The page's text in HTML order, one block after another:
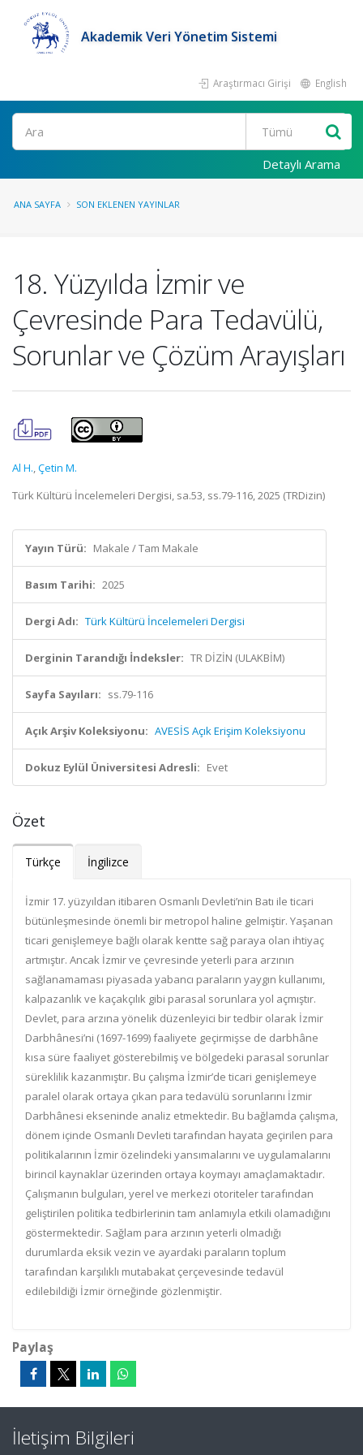
Akademik Veri Yönetim Sistemi
Araştırmacı Girişi English
Ara
Detaylı Arama
ANA SAYFA SON EKLENEN YAYINLAR
18. Yüzyılda İzmir ve
Çevresinde Para Tedavülü,
Sorunlar ve Çözüm Arayışları
Al H.,Çetin M.
Türk Kültürü İncelemeleri Dergisi, sa.53, ss.79-116, 2025 (TRDizin)
Yayın Türü: Makale / Tam Makale
Basım Tarihi: 2025
Dergi Adı: Türk Kültürü İncelemeleri Dergisi
Derginin Tarandığı İndeksler: TR DİZİN (ULAKBİM)
Sayfa Sayıları: ss.79-116
Açık Arşiv Koleksiyonu: AVESİS Açık Erişim Koleksiyonu
Dokuz Eylül Üniversitesi Adresli: Evet
Özet
Türkçe İngilizce
İzmir 17. yüzyıldan itibaren Osmanlı Devleti’nin Batı ile ticari
bütünleşmesinde önemli bir metropol haline gelmiştir. Yaşanan
ticari genişlemeye bağlı olarak kentte sağ paraya olan ihtiyaç
artmıştır. Ancak İzmir ve çevresinde yeterli para arzının
sağlanamaması piyasada yabancı paraların yaygın kullanımı,
kalpazanlık ve kaçakçılık gibi parasal sorunlara yol açmıştır.
Devlet, para arzına yönelik düzenleyici bir tedbir olarak İzmir
Darbhânesi’ni (1697-1699) faaliyete geçirmişse de darbhâne
kısa süre faaliyet gösterebilmiş ve bölgedeki parasal sorunlar
süreklilik kazanmıştır. Bu çalışma İzmir’de ticari genişlemeye
paralel olarak ortaya çıkan para tedavülü sorunlarını İzmir
Darbhânesi ekseninde analiz etmektedir. Bu bağlamda çalışma,
dönem içinde Osmanlı Devleti tarafından hayata geçirilen para
politikalarının İzmir özelindeki yansımalarını ve uygulamalarını
birincil kaynaklar üzerinden ortaya koymayı amaçlamaktadır.
Çalışmanın bulguları, yerel ve merkezi otoriteler tarafından
geliştirilen politika tedbirlerinin tam anlamıyla etkili olamadığını
göstermektedir. Sağlam para arzının yeterli olmadığı
durumlarda eksik vezin ve ayardaki paraların toplum
tarafından karşılıklı mutabakat çerçevesinde tedavül
edilebildiği İzmir örneğinde gözlenmiştir.
Paylaş
İletişim Bilgileri